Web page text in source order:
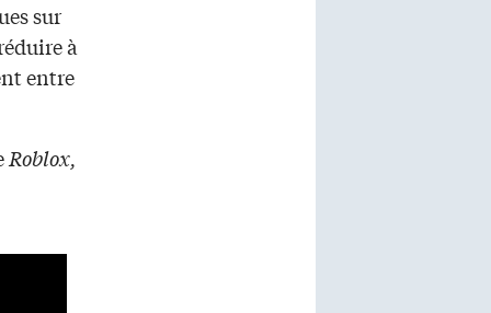
sur
à
entre
Roblox,